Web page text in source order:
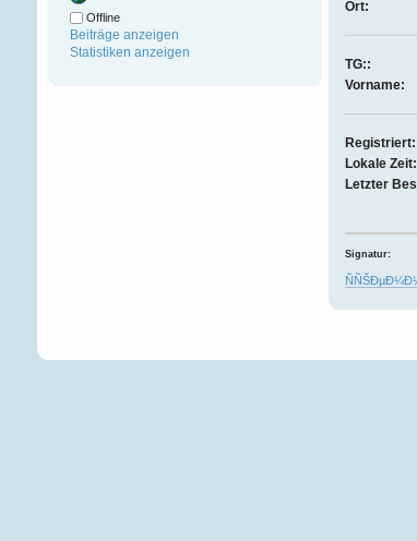
Offline
Beiträge anzeigen
Statistiken anzeigen
Ort:
TG::
Vorname:
Registriert:
Lokale Zeit:
Letzter
Signatur: